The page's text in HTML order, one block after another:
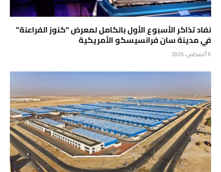
نفاد تذاكر الأسبوع الأول بالكامل لمعرض “كنوز الفراعنة”
في مدينة سان فرانسيسكو الأمريكية
6 أغسطس، 2026